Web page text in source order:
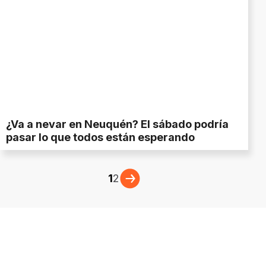
¿Va a nevar en Neuquén? El sábado podría
pasar lo que todos están esperando
12